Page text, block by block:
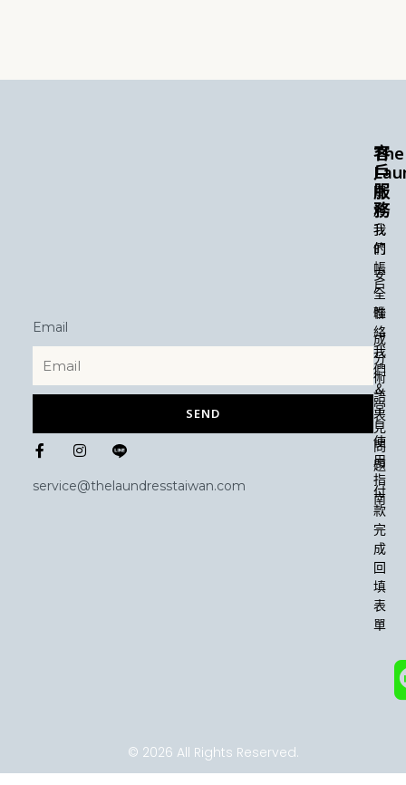
The
關
於
我
們
安
全
性
成
分
術
語
表
使
用
指
南
客
戶
服
務
我
的
帳
戶
聯
絡
我
們
＆
常
見
問
題
付
款
完
成
回
填
表
單
Email
SEND
F
a
e
n
t
a
service@thelaundresstaiwan.com
© 2026 All Rights Reserved.